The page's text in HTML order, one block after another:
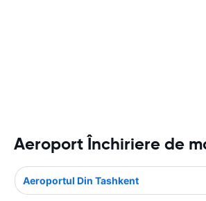
Aeroport Închiriere de
Aeroportul Din Tashkent